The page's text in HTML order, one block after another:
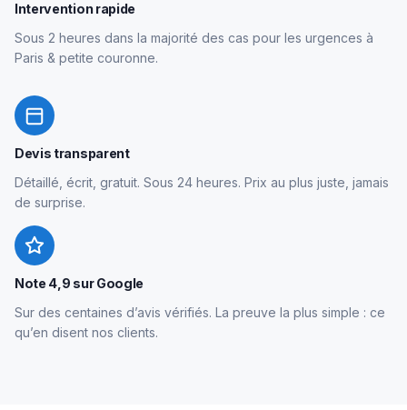
Intervention rapide
Sous 2 heures dans la majorité des cas pour les urgences à
Paris & petite couronne.
Devis transparent
Détaillé, écrit, gratuit. Sous 24 heures. Prix au plus juste, jamais
de surprise.
Note 4,9 sur Google
Sur des centaines d’avis vérifiés. La preuve la plus simple : ce
qu’en disent nos clients.